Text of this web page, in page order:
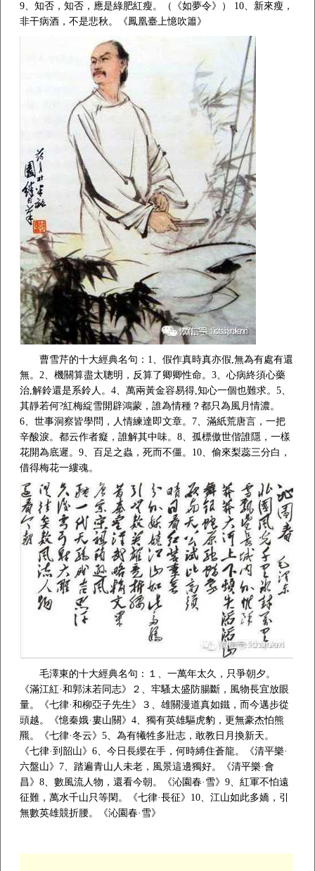
9、知否，知否，應是綠肥紅瘦。（《如夢令》） 10、新來瘦，
非干病酒，不是悲秋。《鳳凰臺上憶吹簫》
曹雪芹的十大經典名句：1、假作真時真亦假,無為有處有還
無。2、機關算盡太聰明，反算了卿卿性命。3、心病終須心藥
治,解鈴還是系鈴人。4、萬兩黃金容易得,知心一個也難求。5、
其靜若何?紅梅綻雪開辟鴻蒙，誰為情種？都只為風月情濃。
6、世事洞察皆學問，人情練達即文章。7、滿紙荒唐言，一把
辛酸淚。都云作者癡，誰解其中味。8、孤標傲世偕誰隱，一樣
花開為底遲。9、百足之蟲，死而不僵。10、偷來梨蕊三分白，
借得梅花一縷魂。
毛澤東的十大經典名句：１、一萬年太久，只爭朝夕。
《滿江紅·和郭沫若同志》２、牢騷太盛防腸斷，風物長宜放眼
量。《七律·和柳亞子先生》３、雄關漫道真如鐵，而今邁步從
頭越。《憶秦娥·婁山關》4、獨有英雄驅虎豹，更無豪杰怕熊
羆。《七律·冬云》5、為有犧牲多壯志，敢教日月換新天。
《七律·到韶山》6、今日長纓在手，何時縛住蒼龍。《清平樂·
六盤山》7、踏遍青山人未老，風景這邊獨好。《清平樂·會
昌》8、數風流人物，還看今朝。《沁園春·雪》9、紅軍不怕遠
征難，萬水千山只等閑。《七律·長征》10、江山如此多嬌，引
無數英雄競折腰。《沁園春·雪》